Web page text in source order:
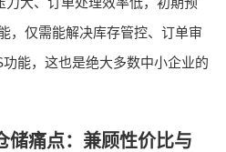
，仅需能解决库存管控、订单审
能，这也是绝大多数中小企业的
储痛点：兼顾性价比与